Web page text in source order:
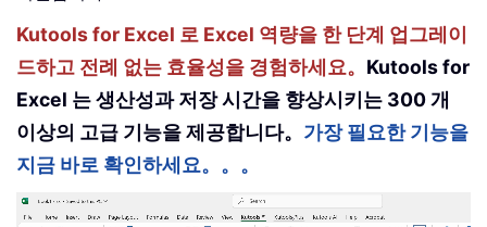
Kutools for Excel 로 Excel 역량을 한 단계 업그레이
드하고 전례 없는 효율성을 경험하세요。 Kutools for
Excel 는 생산성과 저장 시간을 향상시키는 300 개
이상의 고급 기능을 제공합니다。 가장 필요한 기능을
지금 바로 확인하세요。。。